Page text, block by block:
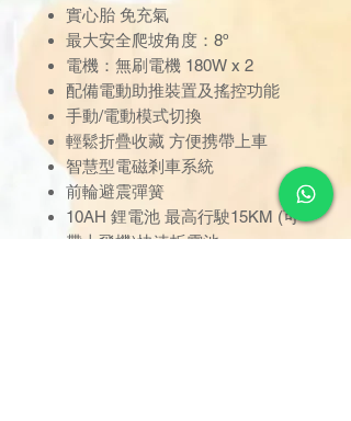
實心胎 免充氣
最大安全爬坡角度：8º
電機：無刷電機 180W x 2
配備電動助推裝置及搖控功能
手動/電動模式切換
輕鬆折疊收藏 方便携帶上車
智慧型電磁剎車系統
前輪避震彈簧
10AH 鋰電池 最高行駛15KM (可
帶上飛機)快速拆電池